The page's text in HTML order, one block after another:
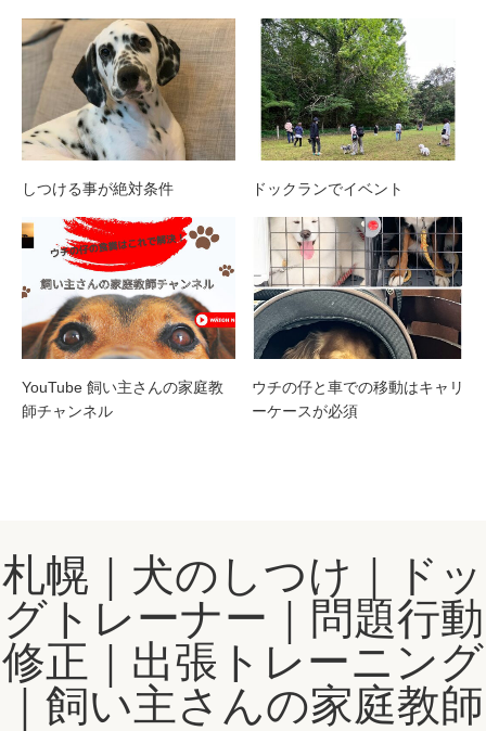
しつける事が絶対条件 ドックランでイベント
YouTube 飼い主さんの家庭教
師チャンネル
ウチの仔と車での移動はキャリ
ーケースが必須
札幌｜犬のしつけ｜ドッ
グトレーナー｜問題行動
修正｜出張トレーニング
｜飼い主さんの家庭教師